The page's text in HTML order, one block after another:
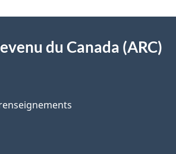
du Canada (ARC)